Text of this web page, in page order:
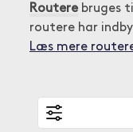
Routere bruges
routere har
Læs mere